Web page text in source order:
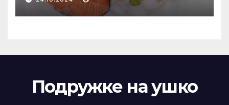
Подружке на ушко